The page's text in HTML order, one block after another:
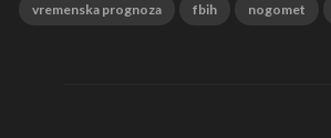
vremenska prognoza fbih nogomet